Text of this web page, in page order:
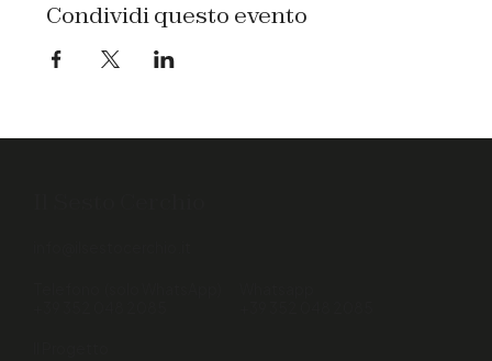
Condividi questo evento